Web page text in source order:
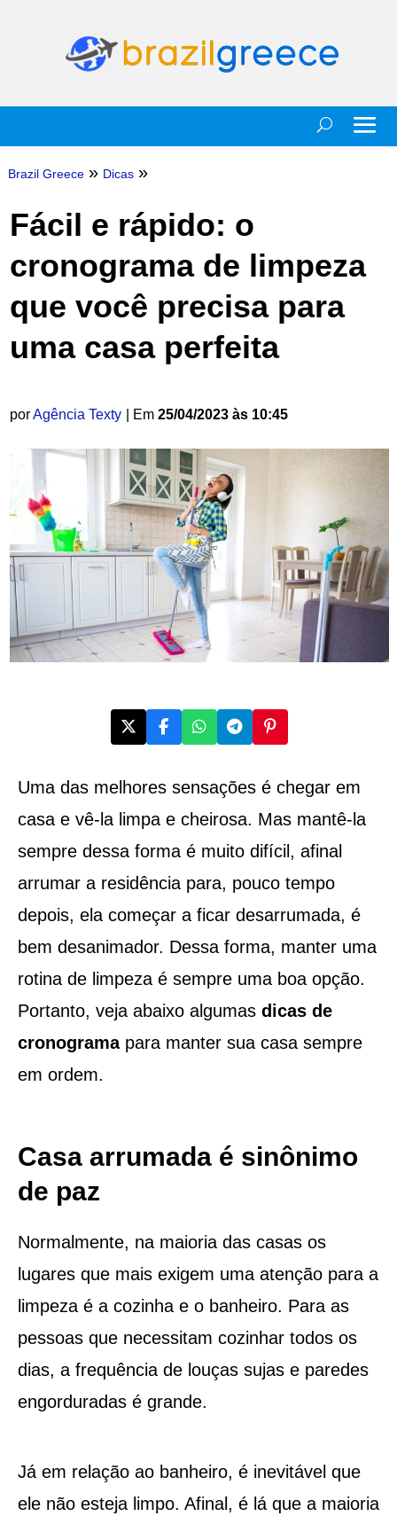
Brazil Greece » Dicas »
Fácil e rápido: o
cronograma de limpeza
que você precisa para
uma casa perfeita
porAgência Texty | Em 25/04/2023 às 10:45
Uma das melhores sensações é chegar em
casa e vê-la limpa e cheirosa. Mas mantê-la
sempre dessa forma é muito difícil, afinal
arrumar a residência para, pouco tempo
depois, ela começar a ficar desarrumada, é
bem desanimador. Dessa forma, manter uma
rotina de limpeza é sempre uma boa opção.
Portanto, veja abaixo algumas dicas de
cronograma para manter sua casa sempre
em ordem.
Casa arrumada é sinônimo
de paz
Normalmente, na maioria das casas os
lugares que mais exigem uma atenção para a
limpeza é a cozinha e o banheiro. Para as
pessoas que necessitam cozinhar todos os
dias, a frequência de louças sujas e paredes
engorduradas é grande.
Já em relação ao banheiro, é inevitável que
ele não esteja limpo. Afinal, é lá que a maioria